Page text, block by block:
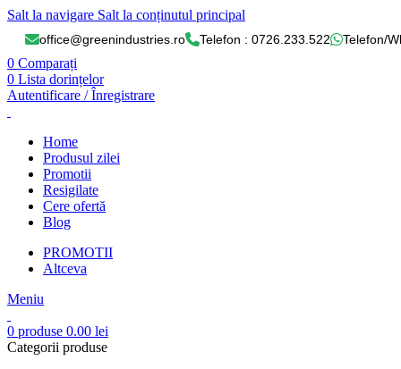
Salt la navigare Salt la conținutul principal
office@greenindustries.ro Telefon : 0726.233.522 Telefon/
0 Comparați
0 Lista dorințelor
Autentificare / Înregistrare
Home
Produsul zilei
Promotii
Resigilate
Cere ofertă
Blog
PROMOTII
Altceva
Meniu
0 produse 0.00 lei
Categorii produse